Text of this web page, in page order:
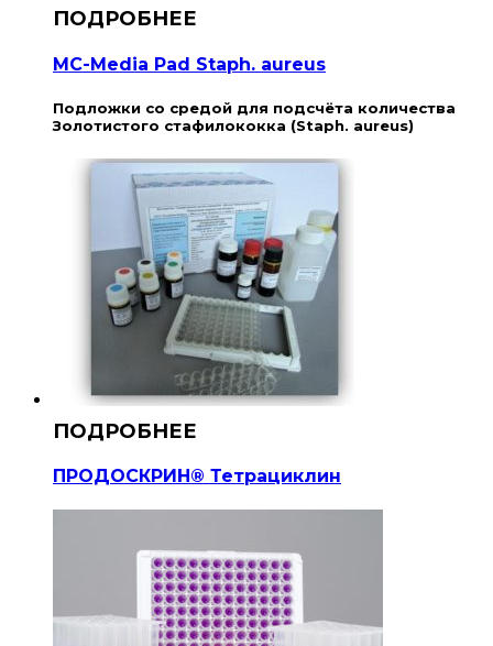
MC-Media Pad Staph. aureus
Подложки со средой для подсчёта количества
Золотистого стафилококка (Staph. aureus)
ПРОДОСКРИН® Тетрациклин